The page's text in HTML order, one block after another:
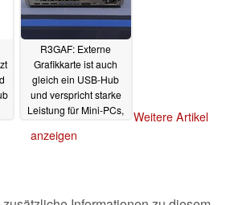
R3GAF: Externe
Grafikkarte ist auch
gleich ein USB-Hub
und verspricht starke
Leistung für Mini-PCs,
und Laptops
Weitere Artikel
anzeigen